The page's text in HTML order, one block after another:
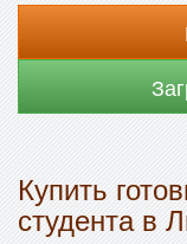
Купить
студента в